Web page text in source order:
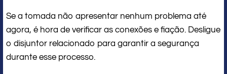
Se a tomada não apresentar nenhum problema até
agora, é hora de verificar as conexões e fiação. Desligue
o disjuntor relacionado para garantir a segurança
durante esse processo.